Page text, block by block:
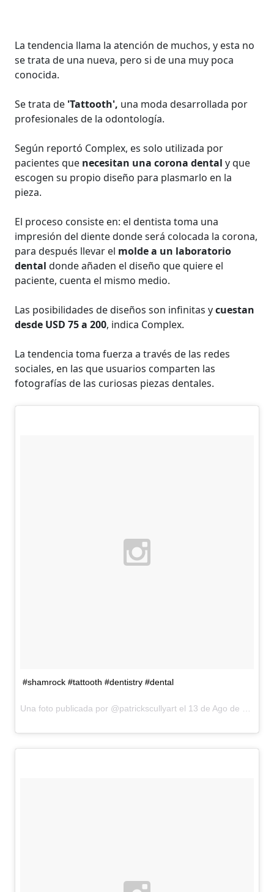
La tendencia llama la atención de muchos, y esta no
se trata de una nueva, pero si de una muy poca
conocida.
Se trata de 'Tattooth', una moda desarrollada por
profesionales de la odontología.
Según reportó Complex, es solo utilizada por
pacientes que necesitan una corona dental y que
escogen su propio diseño para plasmarlo en la
pieza.
El proceso consiste en: el dentista toma una
impresión del diente donde será colocada la corona,
para después llevar el molde a un laboratorio
dentaldonde añaden el diseño que quiere el
paciente, cuenta el mismo medio.
Las posibilidades de diseños son infinitas ycuestan
desde USD 75 a 200, indica Complex.
La tendencia toma fuerza a través de las redes
sociales, en las que usuarios comparten las
fotografías de las curiosas piezas dentales.
#shamrock #tattooth #dentistry #dental
Una foto publicada por @patrickscullyart el 13 de Ago de 2015 a la(s) 11:35 PDT